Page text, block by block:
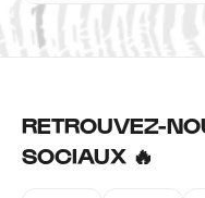
RETROUVEZ-
SOCIAUX 🔥